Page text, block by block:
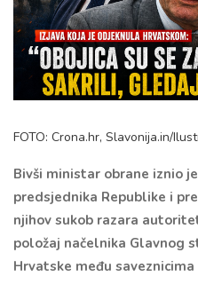
FOTO: Crona.hr, Slavonija.in/
Bivši ministar obrane iznio
predsjednika Republike i
njihov sukob razara
položaj načelnika Glavnog
Hrvatske među saveznicima